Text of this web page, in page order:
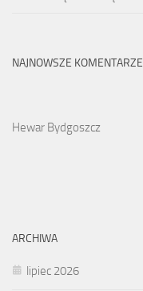
NAJNOWSZE KOMENTARZE
Hewar Bydgoszcz
ARCHIWA
lipiec 2026